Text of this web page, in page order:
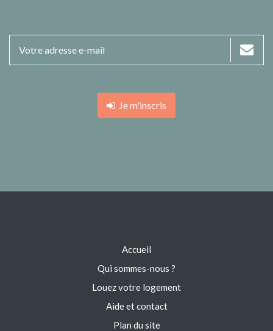
Je m'inscris
Accueil
Qui sommes-nous ?
Louez votre logement
Aide et contact
Plan du site